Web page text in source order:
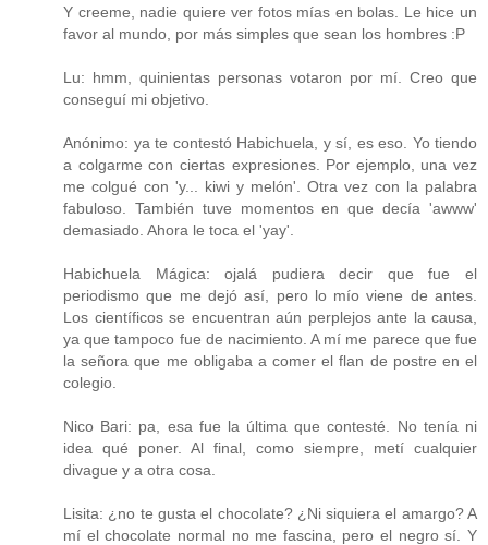
Y creeme, nadie quiere ver fotos mías en bolas. Le hice un
favor al mundo, por más simples que sean los hombres :P
Lu: hmm, quinientas personas votaron por mí. Creo que
conseguí mi objetivo.
Anónimo: ya te contestó Habichuela, y sí, es eso. Yo tiendo
a colgarme con ciertas expresiones. Por ejemplo, una vez
me colgué con 'y... kiwi y melón'. Otra vez con la palabra
fabuloso. También tuve momentos en que decía 'awww'
demasiado. Ahora le toca el 'yay'.
Habichuela Mágica: ojalá pudiera decir que fue el
periodismo que me dejó así, pero lo mío viene de antes.
Los científicos se encuentran aún perplejos ante la causa,
ya que tampoco fue de nacimiento. A mí me parece que fue
la señora que me obligaba a comer el flan de postre en el
colegio.
Nico Bari: pa, esa fue la última que contesté. No tenía ni
idea qué poner. Al final, como siempre, metí cualquier
divague y a otra cosa.
Lisita: ¿no te gusta el chocolate? ¿Ni siquiera el amargo? A
mí el chocolate normal no me fascina, pero el negro sí. Y